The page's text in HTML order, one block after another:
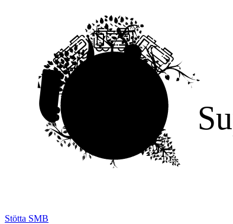
Stötta SMB